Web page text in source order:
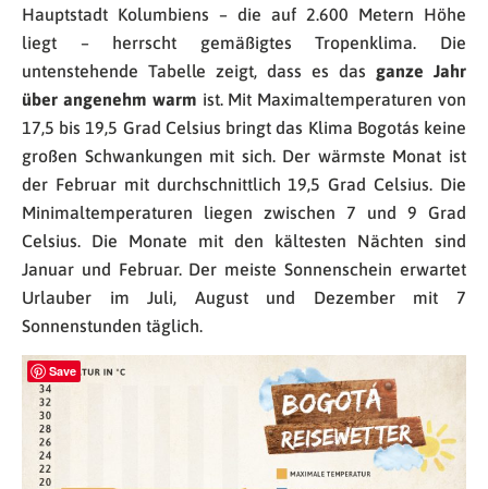
Hauptstadt Kolumbiens – die auf 2.600 Metern Höhe
liegt – herrscht gemäßigtes Tropenklima. Die
untenstehende Tabelle zeigt, dass es das ganze Jahr
über angenehm warm ist. Mit Maximaltemperaturen von
17,5 bis 19,5 Grad Celsius bringt das Klima Bogotás keine
großen Schwankungen mit sich. Der wärmste Monat ist
der Februar mit durchschnittlich 19,5 Grad Celsius. Die
Minimaltemperaturen liegen zwischen 7 und 9 Grad
Celsius. Die Monate mit den kältesten Nächten sind
Januar und Februar. Der meiste Sonnenschein erwartet
Urlauber im Juli, August und Dezember mit 7
Sonnenstunden täglich.
Save